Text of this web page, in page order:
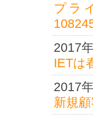
プラ
2017
IETは
2017
新規